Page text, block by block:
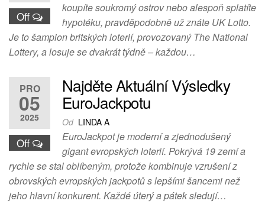
Off
koupíte soukromý ostrov nebo alespoň splatíte
hypotéku, pravděpodobně už znáte UK Lotto.
Je to šampion britských loterií, provozovaný The National
Lottery, a losuje se dvakrát týdně – každou…
PRO
05
2025
Off
Najděte Aktuální Výsledky
EuroJackpotu
Od LINDA A
EuroJackpot je moderní a zjednodušený
gigant evropských loterií. Pokrývá 19 zemí a
rychle se stal oblíbeným, protože kombinuje vzrušení z
obrovských evropských jackpotů s lepšími šancemi než
jeho hlavní konkurent. Každé úterý a pátek sledují…